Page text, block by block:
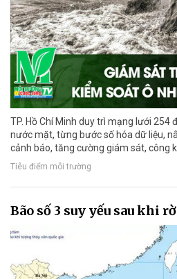
TP. Hồ Chí Minh duy trì mạng lưới 254
nước mặt, từng bước số hóa dữ liệu,
cảnh báo, tăng cường giám sát, công
Tiêu điểm môi trường
Bão số 3 suy yếu sau khi